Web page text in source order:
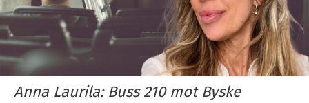
Anna Laurila: Buss 210 mot Byske